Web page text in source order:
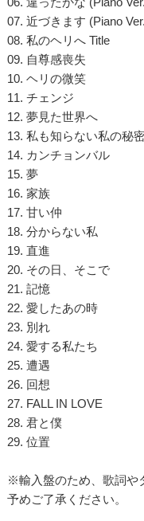
07. 近づきます (Piano
08. 私のヘリへ Title
09. 自尊感喪失
10. ヘリの微笑
11. チェンジ
12. 夢見た世界へ
13. 私も知らない私の秘
14. カンチョンバル
15. 夢
16. 家族
17. 甘い仲
18. 分からない私
19. 直進
20. その日、そこで
21. 記憶
22. 愛したあの時
23. 別れ
24. 愛する私たち
25. 遭遇
26. 回想
27. FALL IN LOVE
28. 君と僕
29. 位置
※輸入盤のため、歌詞や
予めご了承ください。